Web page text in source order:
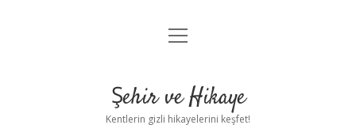
Anasayfa
Yasal Uyarı
menüyü
Şehir ve Hikaye
Kentlerin gizli hikayelerini keşfet!